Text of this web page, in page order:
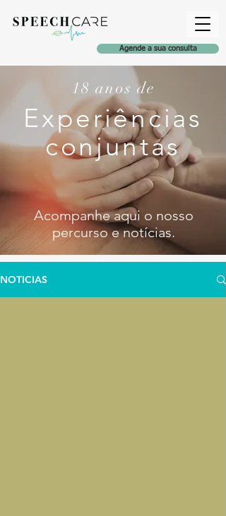
Agende a sua consulta
18 anos de
Experiências
conjuntas
Acompanhe aqui o nosso
percurso e notícias.
NOTICIAS